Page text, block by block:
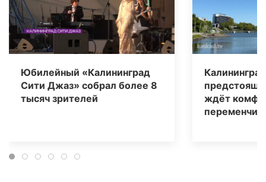
Юбилейный «Калининград
Сити Джаз» собрал более 8
тысяч зрителей
ждёт